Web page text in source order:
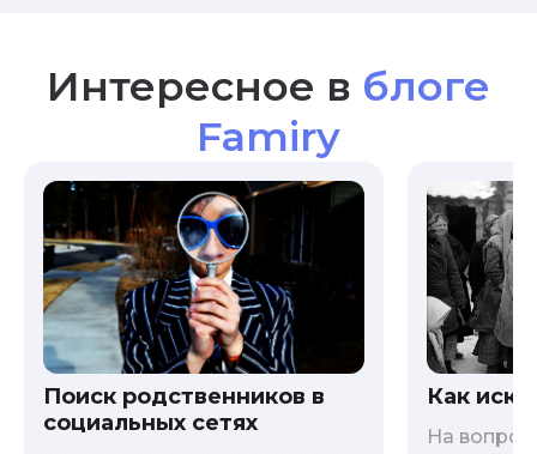
Интересное в блоге
Famiry
Поиск родственников в
социальных сетях
Как
На вопрос